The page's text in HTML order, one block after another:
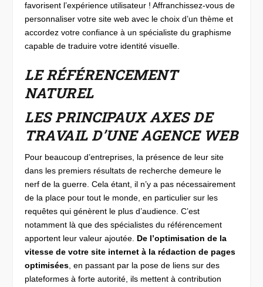
favorisent l’expérience utilisateur ! Affranchissez-vous de
personnaliser votre site web avec le choix d’un thème et
accordez votre confiance à un spécialiste du graphisme
capable de traduire votre identité visuelle.
LE RÉFÉRENCEMENT
NATUREL
LES PRINCIPAUX AXES DE
TRAVAIL D’UNE AGENCE WEB
Pour beaucoup d’entreprises, la présence de leur site
dans les premiers résultats de recherche demeure le
nerf de la guerre. Cela étant, il n’y a pas nécessairement
de la place pour tout le monde, en particulier sur les
requêtes qui génèrent le plus d’audience. C’est
notamment là que des spécialistes du référencement
apportent leur valeur ajoutée. De l’optimisation de la
vitesse de votre site internet à la rédaction de pages
optimisées, en passant par la pose de liens sur des
plateformes à forte autorité, ils mettent à contribution